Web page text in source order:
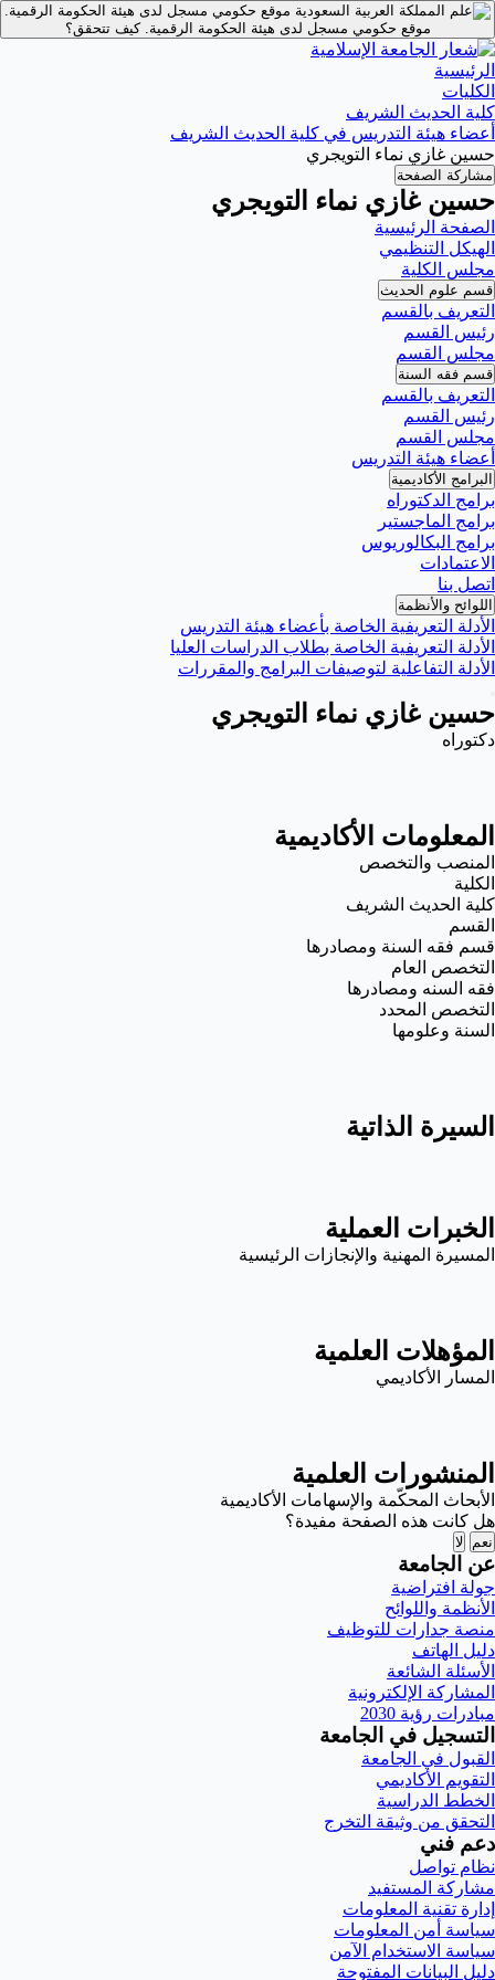
موقع حكومي مسجل لدى هيئة الحكومة الرقمية.
موقع حكومي مسجل لدى هيئة الحكومة الرقمية.كيف تتحقق؟
الرئيسية
الكليات
كلية الحديث الشريف
أعضاء هيئة التدريس في كلية الحديث الشريف
حسين غازي نماء التويجري
مشاركة الصفحة
حسين غازي نماء التويجري
الصفحة الرئيسية
الهيكل التنظيمي
مجلس الكلية
قسم علوم الحديث
التعريف بالقسم
رئيس القسم
مجلس القسم
قسم فقه السنة
التعريف بالقسم
رئيس القسم
مجلس القسم
أعضاء هيئة التدريس
البرامج الأكاديمية
برامج الدكتوراه
برامج الماجستير
برامج البكالوريوس
الاعتمادات
اتصل بنا
اللوائح والأنظمة
الأدلة التعريفية الخاصة بأعضاء هيئة التدريس
الأدلة التعريفية الخاصة بطلاب الدراسات العليا
الأدلة التفاعلية لتوصيفات البرامج والمقررات
حسين غازي نماء التويجري
دكتوراه
المعلومات الأكاديمية
المنصب والتخصص
الكلية
كلية الحديث الشريف
القسم
قسم فقه السنة ومصادرها
التخصص العام
فقه السنه ومصادرها
التخصص المحدد
السنة وعلومها
السيرة الذاتية
الخبرات العملية
المسيرة المهنية والإنجازات الرئيسية
المؤهلات العلمية
المسار الأكاديمي
المنشورات العلمية
الأبحاث المحكّمة والإسهامات الأكاديمية
هل كانت هذه الصفحة مفيدة؟
نعم لا
عن الجامعة
جولة افتراضية
الأنظمة واللوائح
منصة جدارات للتوظيف
دليل الهاتف
الأسئلة الشائعة
المشاركة الإلكترونية
مبادرات رؤية 2030
التسجيل في الجامعة
القبول في الجامعة
التقويم الأكاديمي
الخطط الدراسية
التحقق من وثيقة التخرج
دعم فني
نظام تواصل
مشاركة المستفيد
إدارة تقنية المعلومات
سياسة أمن المعلومات
سياسة الاستخدام الآمن
دليل البيانات المفتوحة